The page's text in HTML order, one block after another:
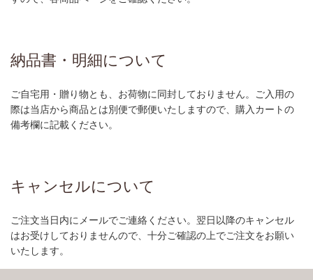
納品書・明細について
ご自宅用・贈り物とも、お荷物に同封しておりません。ご入用の
際は当店から商品とは別便で郵便いたしますので、購入カートの
備考欄に記載ください。
キャンセルについて
ご注文当日内にメールでご連絡ください。翌日以降のキャンセル
はお受けしておりませんので、十分ご確認の上でご注文をお願い
いたします。